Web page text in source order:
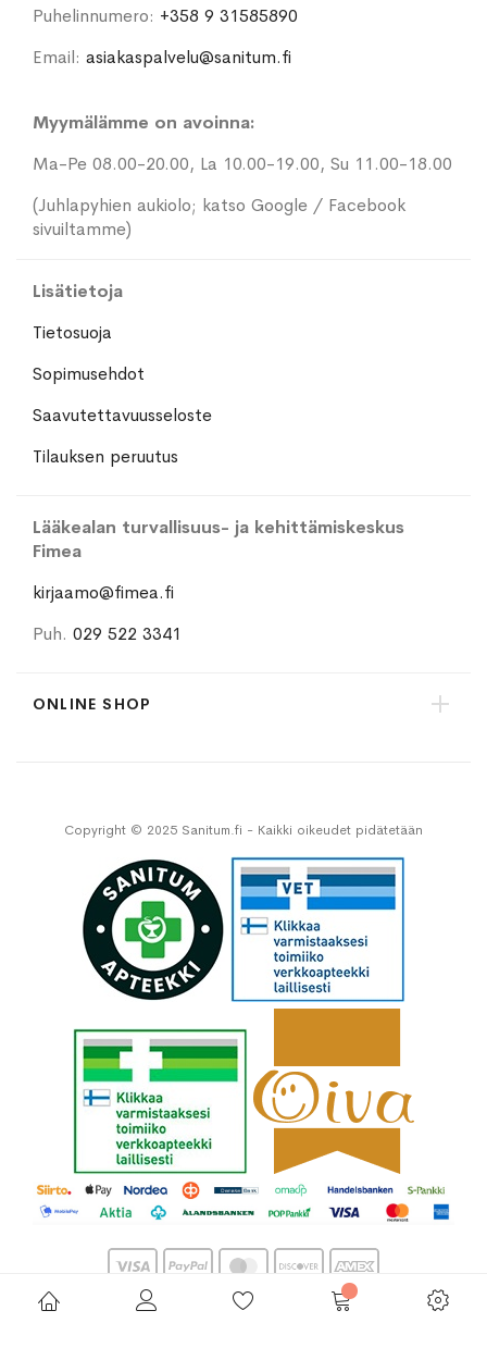
Puhelinnumero: +358 9 31585890
Email: asiakaspalvelu@sanitum.fi
Myymälämme on avoinna:
Ma-Pe 08.00-20.00, La 10.00-19.00, Su 11.00-18.00
(Juhlapyhien aukiolo; katso Google / Facebook
sivuiltamme)
Lisätietoja
Tietosuoja
Sopimusehdot
Saavutettavuusseloste
Tilauksen peruutus
Lääkealan turvallisuus- ja kehittämiskeskus
Fimea
kirjaamo@fimea.fi
Puh. 029 522 3341
ONLINE SHOP
Copyright © 2025 Sanitum.fi - Kaikki oikeudet pidätetään